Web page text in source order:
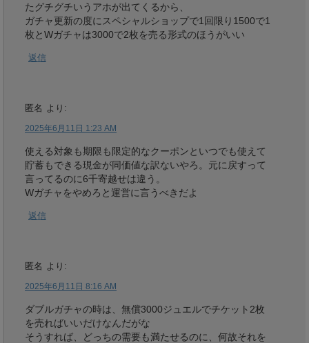
たグチグチいうアホが出てくるから、
ガチャ更新の度にスペシャルショップで1回限り1500で1
枚とWガチャは3000で2枚を売る形式のほうがいい
返信
匿名 より:
2025年6月11日 1:23 AM
使える対象も期限も限定的なクーポンといつでも使えて
貯蓄もできる現金が同価値な訳ないやろ。元に戻すって
言ってるのに6千寄越せは違う。
Wガチャをやめろと運営に言うべきだよ
返信
匿名 より:
2025年6月11日 8:16 AM
ダブルガチャの時は、無償3000ジュエルでチケット2枚
を売ればいいだけなんだがな
そうすれば、どっちの需要も満たせるのに、何故それを